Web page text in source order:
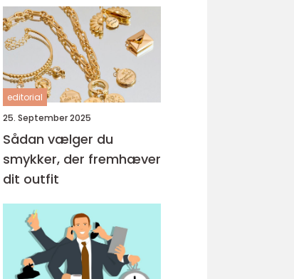
editorial
25. September 2025
Sådan vælger du
smykker, der fremhæver
dit outfit